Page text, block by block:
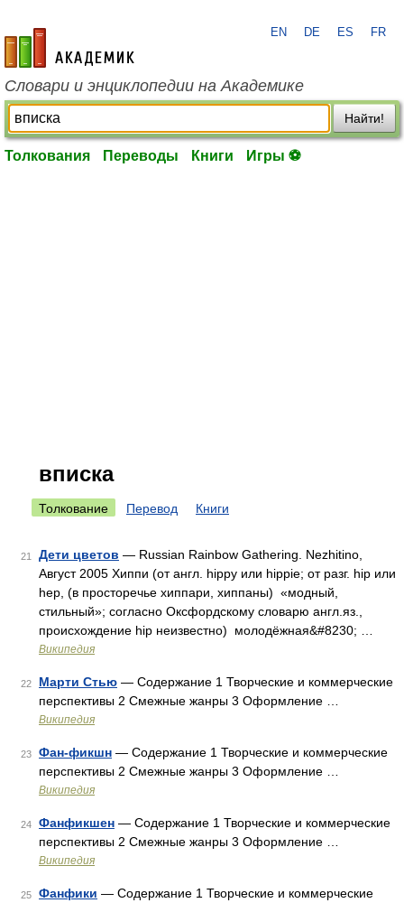
academic.ru
EN DE ES FR
Словари и энциклопедии на Академике
Найти!
Толкования Переводы Книги Игры ⚽
вписка
Толкование Перевод Книги
21 Дети цветов — Russian Rainbow Gathering. Nezhitino,
Август 2005 Хиппи (от англ. hippy или hippie; от разг. hip или
hер, (в просторечье хиппари, хиппаны) «модный,
стильный»; согласно Оксфордскому словарю англ.яз.,
происхождение hip неизвестно) молодёжная&#8230; …
Википедия
22 Марти Стью — Содержание 1 Творческие и коммерческие
перспективы 2 Смежные жанры 3 Оформление …
Википедия
23 Фан-фикшн — Содержание 1 Творческие и коммерческие
перспективы 2 Смежные жанры 3 Оформление …
Википедия
24 Фанфикшен — Содержание 1 Творческие и коммерческие
перспективы 2 Смежные жанры 3 Оформление …
Википедия
25 Фанфики — Содержание 1 Творческие и коммерческие